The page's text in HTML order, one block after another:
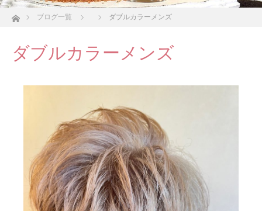
ホームブログ一覧 ダブルカラーメンズ
ダブルカラーメンズ